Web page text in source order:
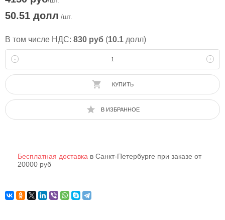
50.51 долл /шт.
В том числе НДС: 830 руб (10.1 долл)
- +
КУПИТЬ
В ИЗБРАННОЕ
Бесплатная доставка в Санкт-Петербурге при заказе от
20000 руб